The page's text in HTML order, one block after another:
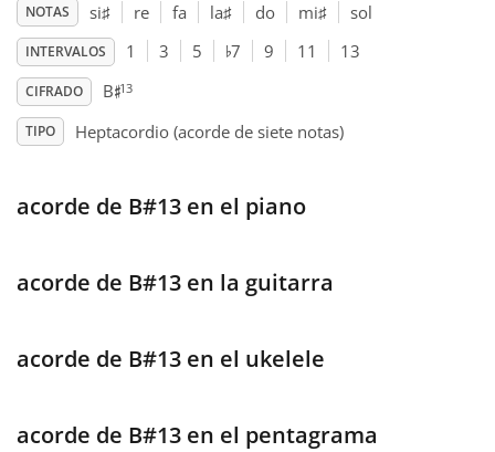
Français
NOTAS si♯ re fa la♯ do mi♯ sol
INTERVALOS 1 3 5 ♭7 9 11 13
CIFRADO B♯13
TIPO Heptacordio (acorde de siete notas)
acorde de B#13 en el piano
acorde de B#13 en la guitarra
acorde de B#13 en el ukelele
acorde de B#13 en el pentagrama